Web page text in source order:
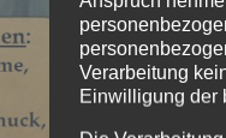
Verarbeitung
Einwilligung der